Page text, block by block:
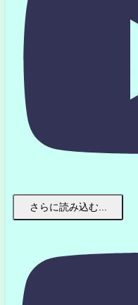
さらに読み込む...